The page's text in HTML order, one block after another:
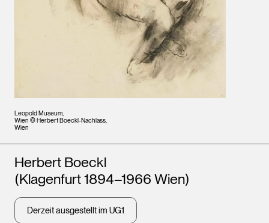
Leopold Museum,
Wien © Herbert Boeckl-Nachlass,
Wien
Künstler*innen
Herbert Boeckl
(Klagenfurt 1894–1966 Wien)
Derzeit ausgestellt im UG1